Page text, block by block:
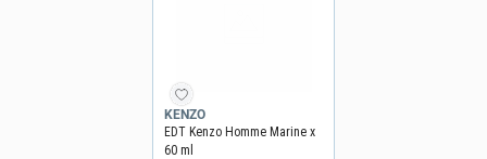
KENZO
EDT Kenzo Homme Marine x
60 ml